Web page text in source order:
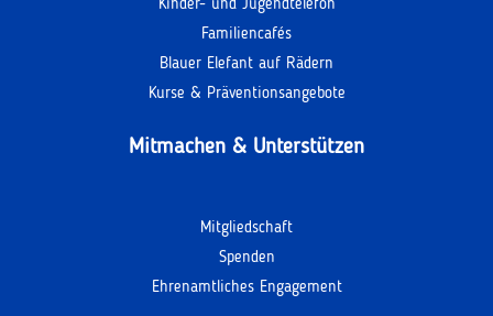
Kinder- und Jugendtelefon
Familiencafés
Blauer Elefant auf Rädern
Kurse & Präventionsangebote
Mitmachen & Unterstützen
Mitgliedschaft
Spenden
Ehrenamtliches Engagement